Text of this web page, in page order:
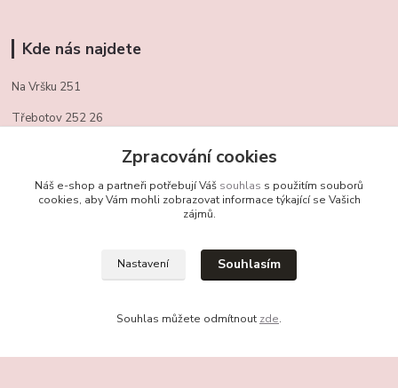
Kde nás najdete
Na Vršku 251
Třebotov 252 26
obchudekuradky@gmail.com
+420 721 459 949
Zpracování cookies
Náš e-shop a partneři potřebují Váš souhlas s použitím souborů
cookies, aby Vám mohli zobrazovat informace týkající se Vašich
zájmů.
Nastavení Souhlasím
Souhlas můžete odmítnout zde.